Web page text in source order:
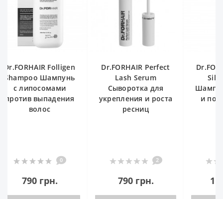
Folligen
Шампунь
липосомами
выпадения
волос
0
790 грн.
Dr.FORHAIR Perfect
Lash Serum
Сыворотка для
укрепления и роста
ресниц
2
790 грн.
Silk
Шампунь
и
1 090